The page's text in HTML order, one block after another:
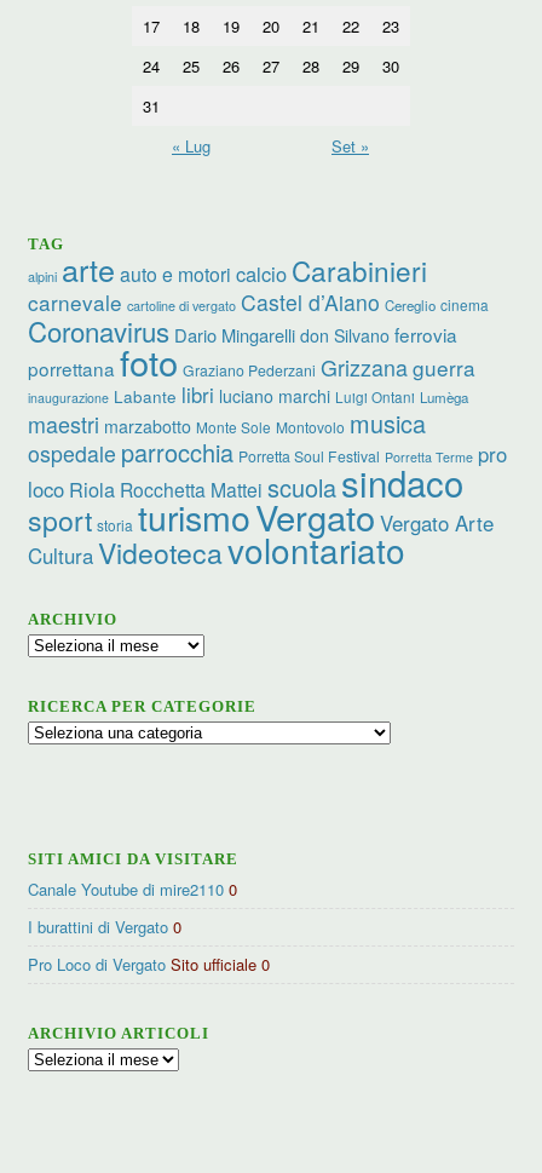
17
18 19 20 21 22
23
24
25 26 27 28 29
30
31
« Lug
Set »
TAG
alpini arte auto e motori calcio Carabinieri
carnevale cartoline di vergato Castel d’Aiano Cereglio cinema
Coronavirus Dario Mingarelli don Silvano ferrovia
porrettanafoto Graziano Pederzani Grizzanaguerra
inaugurazione Labante libri luciano marchi Luigi Ontani Lumèga
maestri marzabotto Monte Sole Montovolo musica
ospedale parrocchia Porretta Soul Festival Porretta Terme pro
loco Riola Rocchetta Mattei scuolasindaco
sport storia turismoVergato Vergato Arte
CulturaVideotecavolontariato
ARCHIVIO
Archivio
RICERCA PER CATEGORIE
Ricerca
SITI AMICI DA VISITARE
Canale Youtube di mire2110 0
I burattini di Vergato 0
Pro Loco di Vergato Sito ufficiale 0
ARCHIVIO ARTICOLI
Archivio